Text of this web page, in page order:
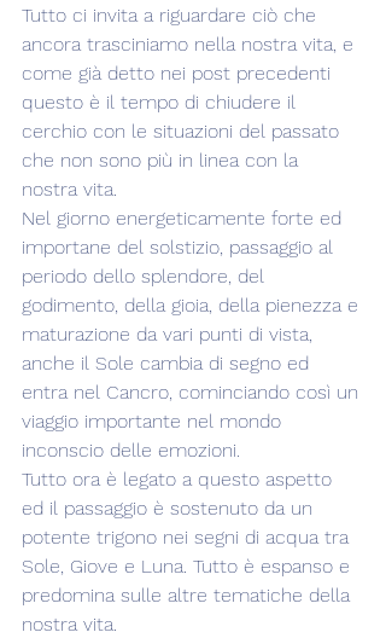
Tutto ci invita a riguardare ciò che
ancora trasciniamo nella nostra vita, e
come già detto nei post precedenti
questo è il tempo di chiudere il
cerchio con le situazioni del passato
che non sono più in linea con la
nostra vita.
Nel giorno energeticamente forte ed
importane del solstizio, passaggio al
periodo dello splendore, del
godimento, della gioia, della pienezza e
maturazione da vari punti di vista,
anche il Sole cambia di segno ed
entra nel Cancro, cominciando così un
viaggio importante nel mondo
inconscio delle emozioni.
Tutto ora è legato a questo aspetto
ed il passaggio è sostenuto da un
potente trigono nei segni di acqua tra
Sole, Giove e Luna. Tutto è espanso e
predomina sulle altre tematiche della
nostra vita.